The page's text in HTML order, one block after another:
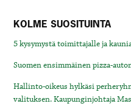
KOLME SUOSITUINTA
5 kysymystä toimittajalle ja
Suomen ensimmäinen pizza-
Hallinto-oikeus hylkäsi
valituksen. Kaupunginjohtaja